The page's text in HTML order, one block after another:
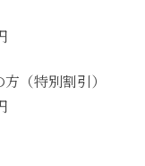
（特別割引）